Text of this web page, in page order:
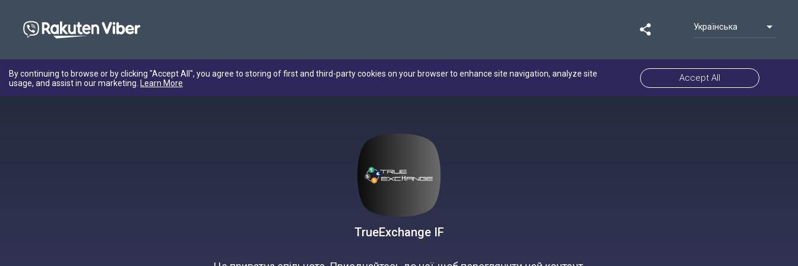
Українська
By continuing to browse or by clicking "Accept All", you agree to storing of first and third-party cookies on your browser to enhance site navigation, analyze site
usage, and assist in our marketing. Learn More Accept All
TrueExchange IF